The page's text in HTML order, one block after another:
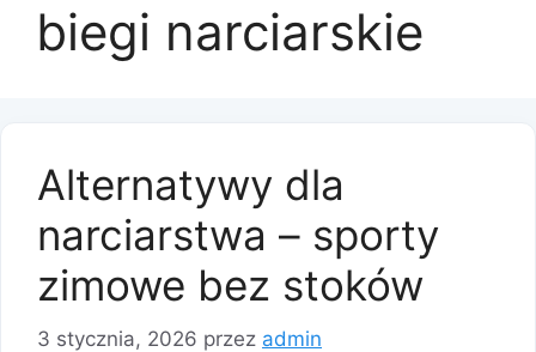
biegi narciarskie
Alternatywy dla
narciarstwa – sporty
zimowe bez stoków
3 stycznia, 2026 przez admin